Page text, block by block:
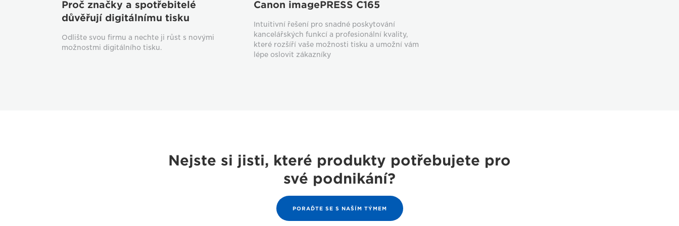
Proč značky a spotřebitelé
důvěřují digitálnímu tisku
Odlište svou firmu a nechte ji růst s novými
možnostmi digitálního tisku.
Canon imagePRESS C165
Intuitivní řešení pro snadné poskytování
kancelářských funkcí a profesionální kvality,
které rozšíří vaše možnosti tisku a umožní vám
lépe oslovit zákazníky
Nejste si jisti, které produkty potřebujete pro
své podnikání?
PORAĎTE SE S NAŠÍM TÝMEM